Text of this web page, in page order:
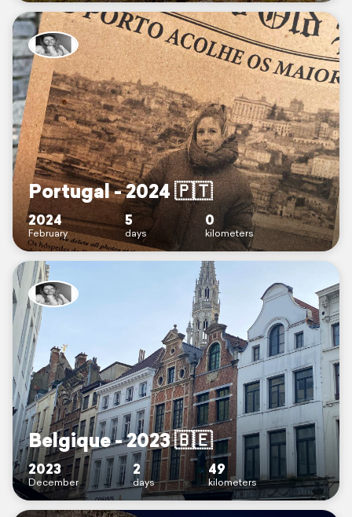
Portugal - 2024 🇵🇹
2024
February
5
days
0
kilometers
Belgique - 2023 🇧🇪
2023
December
2
days
49
kilometers